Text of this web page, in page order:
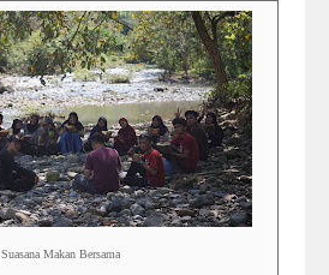
Suasana Makan Bersama